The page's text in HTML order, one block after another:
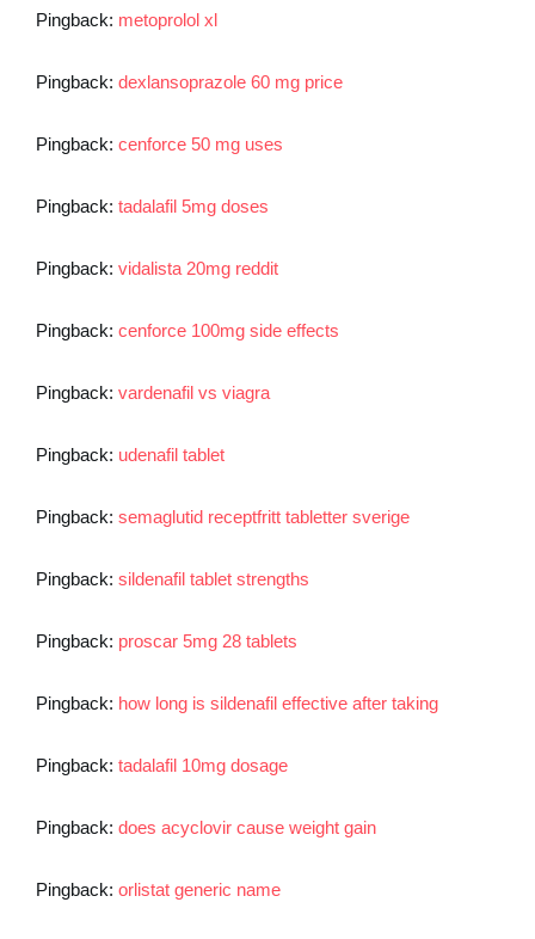
Pingback: metoprolol xl
Pingback: dexlansoprazole 60 mg price
Pingback: cenforce 50 mg uses
Pingback: tadalafil 5mg doses
Pingback: vidalista 20mg reddit
Pingback: cenforce 100mg side effects
Pingback: vardenafil vs viagra
Pingback: udenafil tablet
Pingback: semaglutid receptfritt tabletter sverige
Pingback: sildenafil tablet strengths
Pingback: proscar 5mg 28 tablets
Pingback: how long is sildenafil effective after taking
Pingback: tadalafil 10mg dosage
Pingback: does acyclovir cause weight gain
Pingback: orlistat generic name